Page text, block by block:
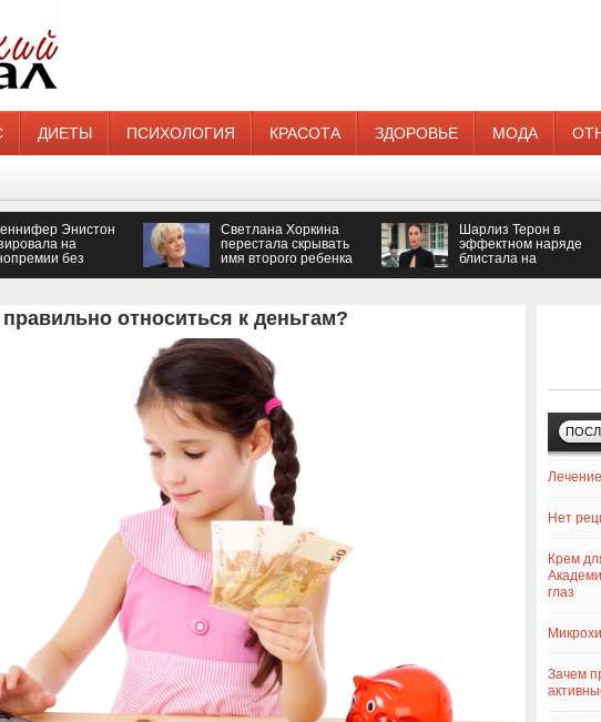
ДИЕТЫ ПСИХОЛОГИЯ КРАСОТА ЗДОРОВЬЕ МОДА
Энистон
на
без
Светлана Хоркина
перестала скрывать
имя второго ребенка
Шарлиз Терон в
эффектном наряде
блистала на
относиться к деньгам?
Нет
Крем
глаз
Зачем